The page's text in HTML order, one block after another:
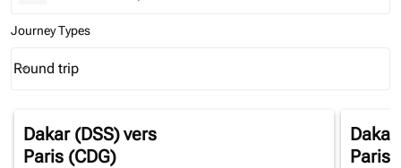
Journey Types
Journey Types option Round trip Selected
Round trip
keyboard_arrow_down
Dakar (DSS)vers
Paris (CDG)
Dakar
Paris